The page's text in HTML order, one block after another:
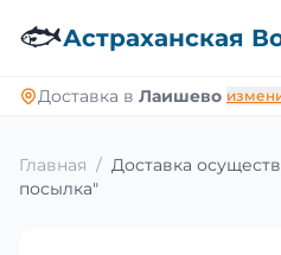
🐟Астраханская
Доставка в Лаишево
Главная / Доставка
посылка"